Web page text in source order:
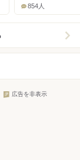
854人
広告を非表示